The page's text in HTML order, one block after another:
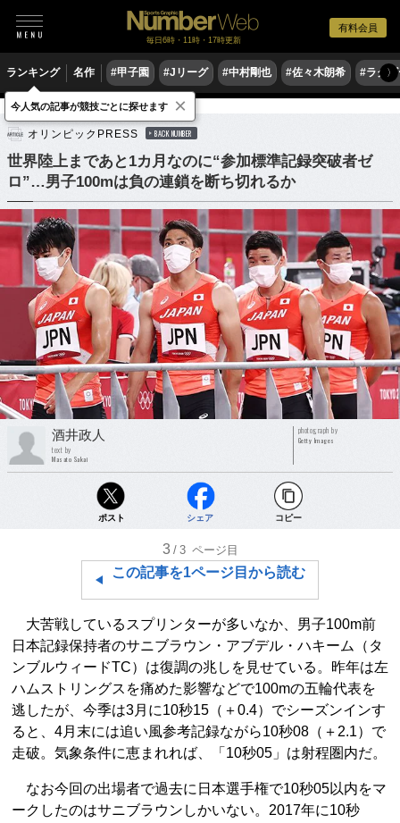
有料会員
毎日6時・11時・17時更新
ランキング 名作 #甲子園 #Jリーグ #中村剛也 #佐々木朗希 #ラグ〉
陸上 短距離走
オリンピックPRESS BACK NUMBER
世界陸上まであと1カ月なのに“参加標準記録突破者ゼ
ロ”…男子100mは負の連鎖を断ち切れるか
酒井政人
text by
Masato Sakai
photograph by
Getty Images
ポスト シェア コピー
3 /3 ページ目
この記事を1ページ目から読む
大苦戦しているスプリンターが多いなか、男子100m前
日本記録保持者のサニブラウン・アブデル・ハキーム（タ
ンブルウィードTC）は復調の兆しを見せている。昨年は左
ハムストリングスを痛めた影響などで100mの五輪代表を
逃したが、今季は3月に10秒15（＋0.4）でシーズンインす
ると、4月末には追い風参考記録ながら10秒08（＋2.1）で
走破。気象条件に恵まれれば、「10秒05」は射程圏内だ。
なお今回の出場者で過去に日本選手権で10秒05以内をマ
ークしたのはサニブラウンしかいない。2017年に10秒
今人気の記事が競技ごとに探せます ×